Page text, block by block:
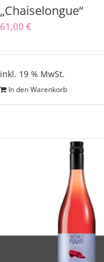
„Chaiselongue“
61,00€
inkl. 19 % MwSt.
In den Warenkorb